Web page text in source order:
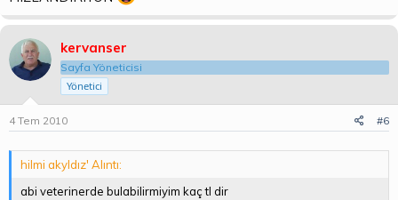
kervanser
Sayfa Yöneticisi
Yönetici
4 Tem 2010 #6
hilmi akyldız' Alıntı:
abi veterinerde bulabilirmiyim kaç tl dir